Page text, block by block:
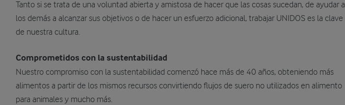
Tanto si se trata de una voluntad abierta y amistosa de hacer que las cosas sucedan, de ayudar a
los demás a alcanzar sus objetivos o de hacer un esfuerzo adicional, trabajar UNIDOS es la clave
de nuestra cultura.
Comprometidos con la sustentabilidad
Nuestro compromiso con la sustentabilidad comenzó hace más de 40 años, obteniendo más
alimentos a partir de los mismos recursos convirtiendo flujos de suero no utilizados en alimento
para animales y mucho más.